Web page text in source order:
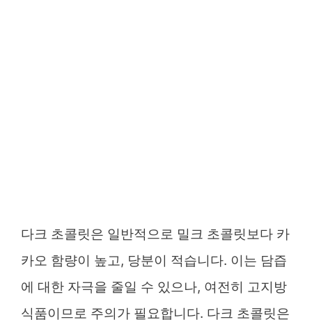
다크 초콜릿은 일반적으로 밀크 초콜릿보다 카
카오 함량이 높고, 당분이 적습니다. 이는 담즙
에 대한 자극을 줄일 수 있으나, 여전히 고지방
식품이므로 주의가 필요합니다. 다크 초콜릿은